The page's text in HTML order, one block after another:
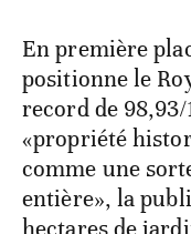
En première
positionne le
record de
«propriété
comme une
entière», la
hectares de